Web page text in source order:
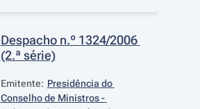
Despacho n.º 1324/2006
(2.ª série)
Emitente: Presidência do
Conselho de Ministros -